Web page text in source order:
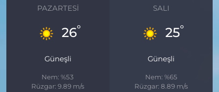
PAZARTESI
26°
Güneşli
Nem: %53
Rüzgar: 9.89 m/s
SALI
25°
Güneşli
Nem: %65
Rüzgar: 8.89 m/s